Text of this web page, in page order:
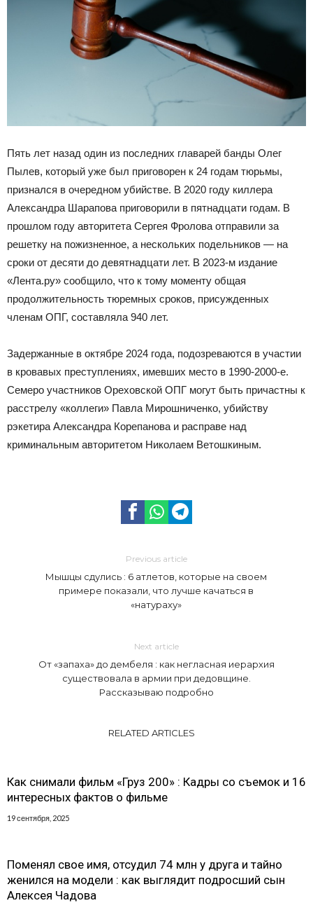
Пять лет назад один из последних главарей банды Олег
Пылев, который уже был приговорен к 24 годам тюрьмы,
признался в очередном убийстве. В 2020 году киллера
Александра Шарапова приговорили в пятнадцати годам. В
прошлом году авторитета Сергея Фролова отправили за
решетку на пожизненное, а нескольких подельников — на
сроки от десяти до девятнадцати лет. В 2023-м издание
«Лента.ру» сообщило, что к тому моменту общая
продолжительность тюремных сроков, присужденных
членам ОПГ, составляла 940 лет.
Задержанные в октябре 2024 года, подозреваются в участии
в кровавых преступлениях, имевших место в 1990-2000-е.
Семеро участников Ореховской ОПГ могут быть причастны к
расстрелу «коллеги» Павла Мирошниченко, убийству
рэкетира Александра Корепанова и расправе над
криминальным авторитетом Николаем Ветошкиным.
Previous article
Мышцы сдулись : 6 атлетов, которые на своем
примере показали, что лучше качаться в
«натураху»
Next article
От «запаха» до дембеля : как негласная иерархия
существовала в армии при дедовщине.
Рассказываю подробно
RELATED ARTICLES
Как снимали фильм «Груз 200» : Кадры со съемок и 16
интересных фактов о фильме
19 сентября, 2025
Поменял свое имя, отсудил 74 млн у друга и тайно
женился на модели : как выглядит подросший сын
Алексея Чадова